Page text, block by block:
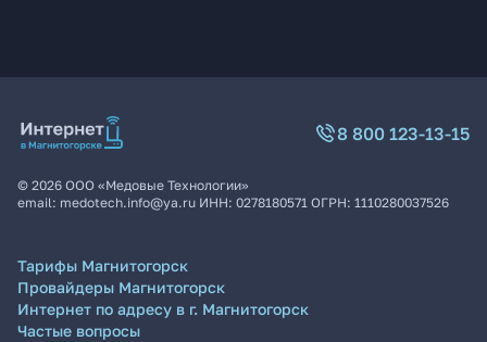
8 800 123-13-15
© 2026 ООО «Медовые Технологии»
email: medotech.info@ya.ru ИНН: 0278180571 ОГРН: 1110280037526
Тарифы Магнитогорск
Провайдеры Магнитогорск
Интернет по адресу в г. Магнитогорск
Частые вопросы